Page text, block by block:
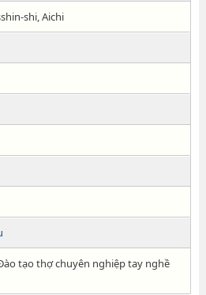
shi, Aichi
tạo thợ chuyên nghiệp tay nghề